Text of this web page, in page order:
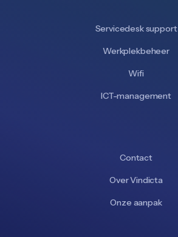
Servicedesk support
Werkplekbeheer
Wifi
ICT-management
Contact
Over Vindicta
Onze aanpak